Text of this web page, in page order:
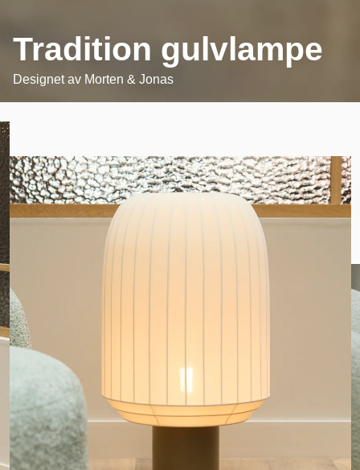
Tradition gulvlampe
Designet av Morten & Jonas